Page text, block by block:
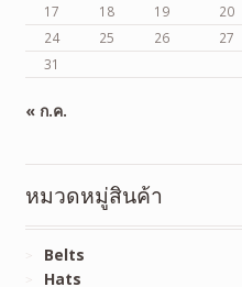
17
18 19 20
24
25 26 27
31
« ก.ค.
หมวดหมู่สินค้า
Belts
Hats